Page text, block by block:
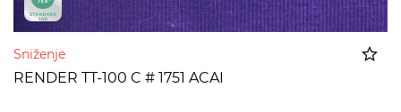
Sniženje
RENDER TT-100 C # 1751 ACAI